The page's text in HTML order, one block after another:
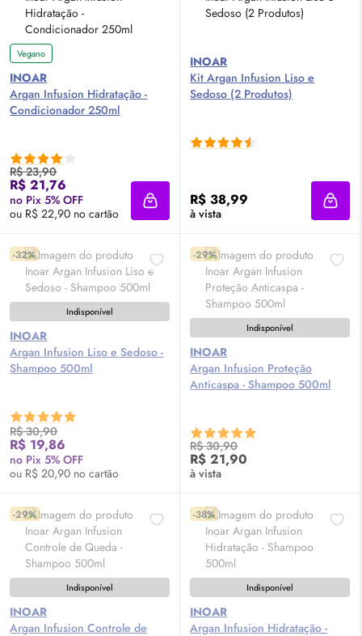
Vegano
INOAR
Argan Infusion Hidratação -
Condicionador 250ml
R$ 23,90
R$ 21,76
no Pix 5% OFF
ou R$ 22,90 no cartão
Adicionar à sacola
INOAR
Kit Argan Infusion Liso e
Sedoso (2 Produtos)
R$ 38,99
à vista
-32%
Indisponível
INOAR
Argan Infusion Liso e Sedoso -
Shampoo 500ml
R$ 30,90
R$ 19,86
no Pix 5% OFF
ou R$ 20,90 no cartão
-29%
Indisponível
INOAR
Argan Infusion Proteção
Anticaspa - Shampoo 500ml
R$ 30,90
R$ 21,90
à vista
-29%
Indisponível
INOAR
Argan Infusion Controle de
-38%
Indisponível
INOAR
Argan Infusion Hidratação -